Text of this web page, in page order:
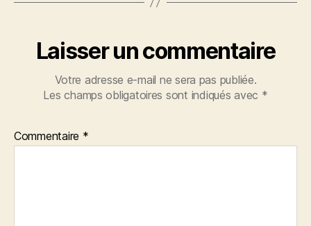
Laisser un commentaire
Votre adresse e-mail ne sera pas publiée.
Les champs obligatoires sont indiqués avec *
Commentaire *